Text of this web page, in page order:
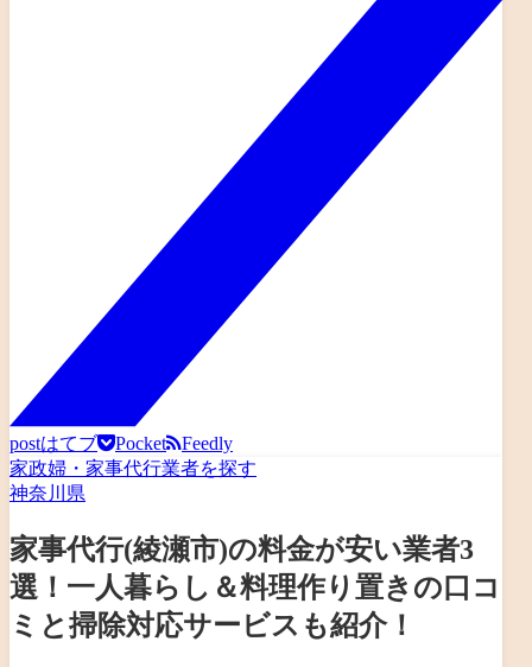
postはてブ Pocket
Feedly
家政婦・家事代行業者を探す
神奈川県
家事代行(綾瀬市)の料金が安い業者3
選！一人暮らし＆料理作り置きの口コ
ミと掃除対応サービスも紹介！